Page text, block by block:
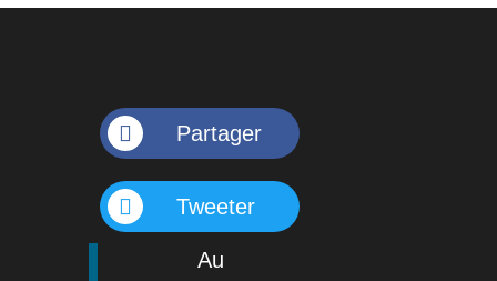
Partager
Tweeter
Au